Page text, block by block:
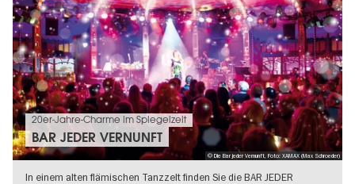
© Die Bar jeder Vernunft, Foto: XAMAX (Max Schroeder)
20er-Jahre-Charme im Spiegelzelt
BAR JEDER VERNUNFT
In einem alten flämischen Tanzzelt finden Sie die BAR JEDER